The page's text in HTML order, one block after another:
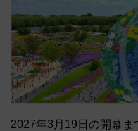
2027年3月19日の開幕